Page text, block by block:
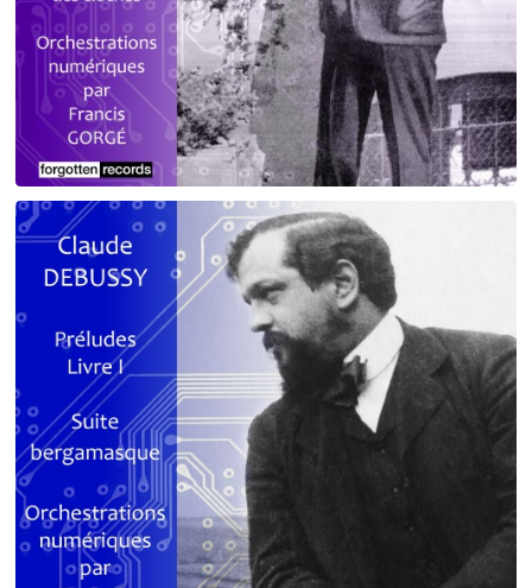
Debussy - Schmitt - Ravel
orchestrations numériques par Francis Gorgé